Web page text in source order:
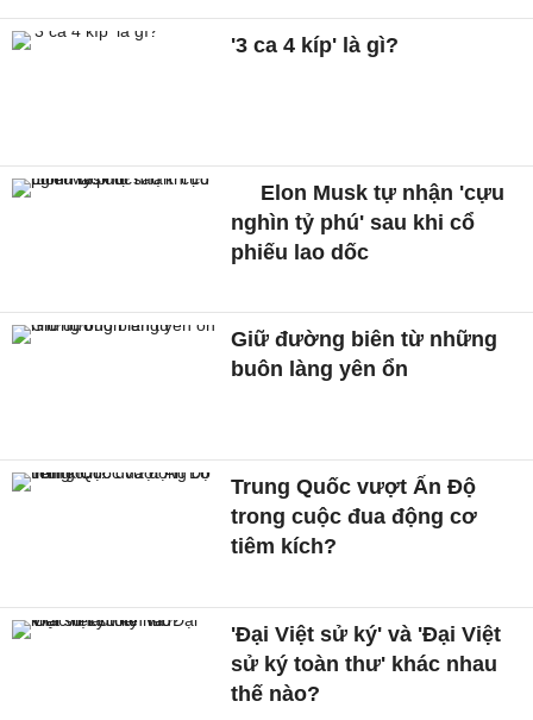
'3 ca 4 kíp' là gì?
Elon Musk tự nhận 'cựu
nghìn tỷ phú' sau khi cổ
phiếu lao dốc
Giữ đường biên từ những
buôn làng yên ổn
Trung Quốc vượt Ấn Độ
trong cuộc đua động cơ
tiêm kích?
'Đại Việt sử ký' và 'Đại Việt
sử ký toàn thư' khác nhau
thế nào?